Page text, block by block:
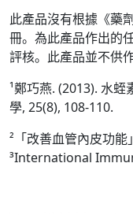
此產品沒有根據《藥
冊。為此產品作出的
評核。此產品並不供
¹鄭巧燕. (2013). 水
學, 25(8), 108-110.
²「改善血管內皮功
³International